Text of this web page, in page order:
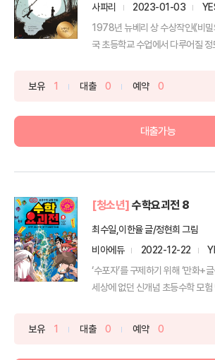
사파리
2023-01-03
1978년 뉴베리 상 수상작인《비밀
국 초등학교 수업에서 다루어질
보유 1 대출 0 예약 0
대출가능
[청소년] 수학요괴전 8
최수일,이한율 글/정현희 그림
비아에듀
2022-12-22
‘수포자’를 구제하기 위해 ‘만화+
세상에 없던 신개념 초등수학 모험
보유 1 대출 0 예약 0